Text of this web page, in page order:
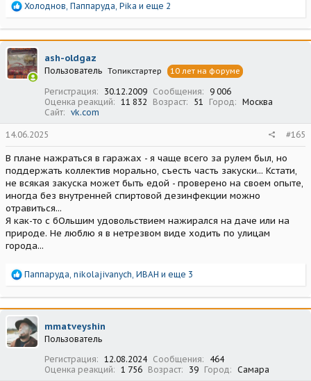
Р
а
к
ц
и
и
Холоднов Паппаруда Pika и еще 2
ash-oldgaz
Пользователь Топикстартер 10 лет на форуме
Регистрация 30.12.2009 Сообщения
9 006
Оценка реакций
11 832 Возраст 51 Город
Москва
Сайт
vk.com
14.06.2025 #165
В плане нажраться в гаражах - я чаще всего за рулем был, но
поддержать коллектив морально, съесть часть закуски... Кстати,
не всякая закуска может быть едой - проверено на своем опыте,
иногда без внутренней спиртовой дезинфекции можно
отравиться...
Я как-то с бОльшим удовольствием нажирался на даче или на
природе. Не люблю я в нетрезвом виде ходить по улицам
города...
Р
а
к
ц
и
и
Паппаруда nikolajivanych ИВАН и еще 3
mmatveyshin
Пользователь
Регистрация
12.08.2024 Сообщения
464
Оценка реакций
1 756 Возраст 39 Город Самара